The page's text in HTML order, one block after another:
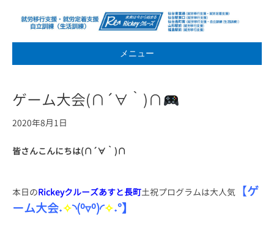
メニュー
ゲーム大会(∩´∀｀)∩
2020年8月1日
皆さんこんにちは(∩´∀｀)∩
本日のRickeyクルーズあすと長町土祝プログラムは大人気 【ゲ
ーム大会˖✧◝(⁰▿⁰)◜✧˖°】